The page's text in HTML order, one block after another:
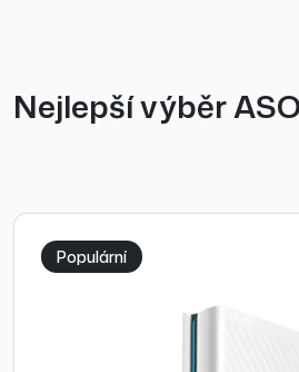
Nejlepší výběr
Populární